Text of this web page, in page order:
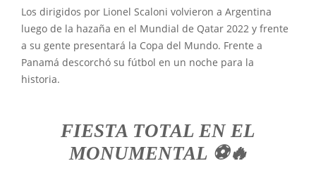
Los dirigidos por Lionel Scaloni volvieron a Argentina
luego de la hazaña en el Mundial de Qatar 2022 y frente
a su gente presentará la Copa del Mundo. Frente a
Panamá descorchó su fútbol en un noche para la
historia.
FIESTA TOTAL EN EL
MONUMENTAL ⚽️🔥